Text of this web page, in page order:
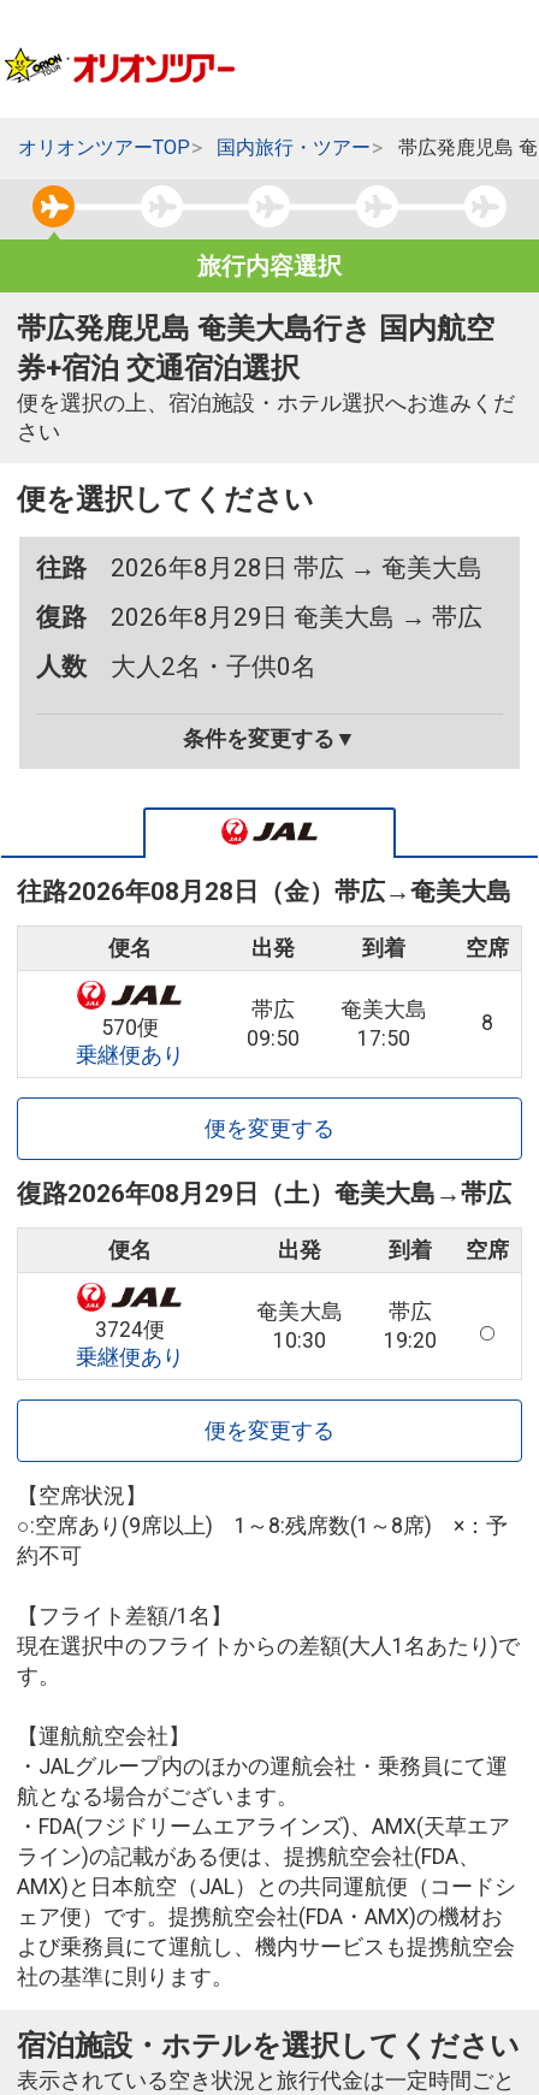
オリオンツアーTOP 国内旅行・ツアー 帯広発鹿児島
旅行内容選択
帯広発鹿児島 奄美大島行き 国内航空
券+宿泊 交通宿泊選択
便を選択の上、宿泊施設・ホテル選択へお進みくだ
さい
便を選択してください
往路
2026年8月28日 帯広 → 奄美大島
復路
2026年8月29日 奄美大島 → 帯広
人数
大人2名・子供0名
条件を変更する▼
往路2026年08月28日（金） 帯広→奄美大島
便名 出発 到着 空席
570便
乗継便あり
帯広
09:50
奄美大島
17:50
8
便を変更する
復路2026年08月29日（土） 奄美大島 →帯広
便名 出発 到着 空席
3724便
乗継便あり
奄美大島
10:30
帯広
19:20
便を変更する
【空席状況】
○:空席あり(9席以上) 1～8:残席数(1～8席) ×：予
約不可
【フライト差額/1名】
現在選択中のフライトからの差額(大人1名あたり)で
す。
【運航航空会社】
・JALグループ内のほかの運航会社・乗務員にて運
航となる場合がございます。
・FDA(フジドリームエアラインズ)、AMX(天草エア
ライン)の記載がある便は、提携航空会社(FDA、
AMX)と日本航空（JAL）との共同運航便（コードシ
ェア便）です。提携航空会社(FDA・AMX)の機材お
よび乗務員にて運航し、機内サービスも提携航空会
社の基準に則ります。
宿泊施設・ホテルを選択してください
表示されている空き状況と旅行代金は一定時間ごと